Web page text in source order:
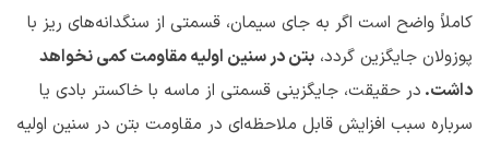
کاملاً واضح است اگر به جای سیمان، قسمتی از سنگدانه‌های ریز با
پوزولان جایگزین گردد، بتن در سنین اولیه مقاومت کمی نخواهد
داشت. در حقیقت، جایگزینی قسمتی از ماسه با خاکستر بادی یا
سرباره سبب افزایش قابل ملاحظه‌ای در مقاومت بتن در سنین اولیه